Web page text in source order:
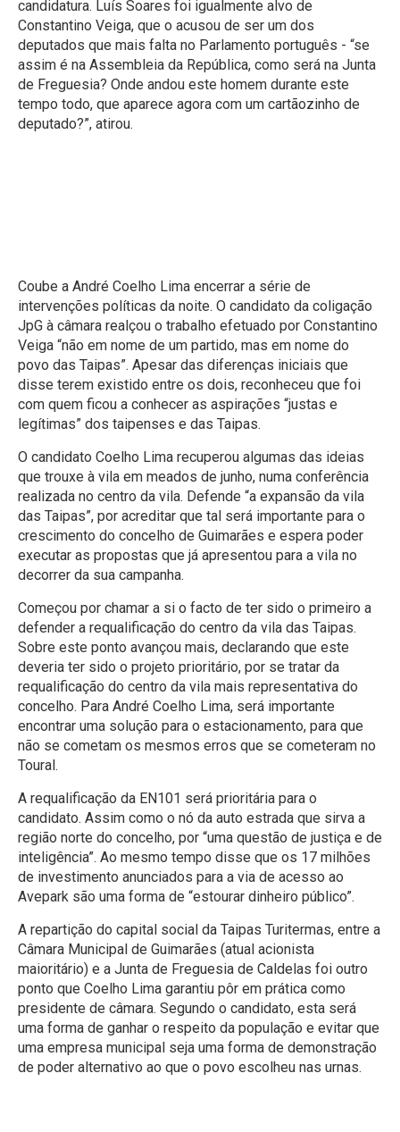
candidatura. Luís Soares foi igualmente alvo de
Constantino Veiga, que o acusou de ser um dos
deputados que mais falta no Parlamento português - “se
assim é na Assembleia da República, como será na Junta
de Freguesia? Onde andou este homem durante este
tempo todo, que aparece agora com um cartãozinho de
deputado?”, atirou.
Coube a André Coelho Lima encerrar a série de
intervenções políticas da noite. O candidato da coligação
JpG à câmara realçou o trabalho efetuado por Constantino
Veiga “não em nome de um partido, mas em nome do
povo das Taipas”. Apesar das diferenças iniciais que
disse terem existido entre os dois, reconheceu que foi
com quem ficou a conhecer as aspirações “justas e
legítimas” dos taipenses e das Taipas.
O candidato Coelho Lima recuperou algumas das ideias
que trouxe à vila em meados de junho, numa conferência
realizada no centro da vila. Defende “a expansão da vila
das Taipas”, por acreditar que tal será importante para o
crescimento do concelho de Guimarães e espera poder
executar as propostas que já apresentou para a vila no
decorrer da sua campanha.
Começou por chamar a si o facto de ter sido o primeiro a
defender a requalificação do centro da vila das Taipas.
Sobre este ponto avançou mais, declarando que este
deveria ter sido o projeto prioritário, por se tratar da
requalificação do centro da vila mais representativa do
concelho. Para André Coelho Lima, será importante
encontrar uma solução para o estacionamento, para que
não se cometam os mesmos erros que se cometeram no
Toural.
A requalificação da EN101 será prioritária para o
candidato. Assim como o nó da auto estrada que sirva a
região norte do concelho, por “uma questão de justiça e de
inteligência”. Ao mesmo tempo disse que os 17 milhões
de investimento anunciados para a via de acesso ao
Avepark são uma forma de “estourar dinheiro público”.
A repartição do capital social da Taipas Turitermas, entre a
Câmara Municipal de Guimarães (atual acionista
maioritário) e a Junta de Freguesia de Caldelas foi outro
ponto que Coelho Lima garantiu pôr em prática como
presidente de câmara. Segundo o candidato, esta será
uma forma de ganhar o respeito da população e evitar que
uma empresa municipal seja uma forma de demonstração
de poder alternativo ao que o povo escolheu nas urnas.